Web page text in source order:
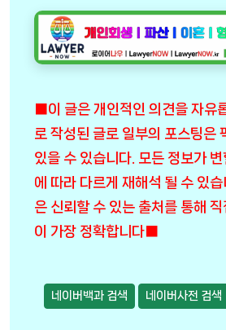
■이 글은 개인적인 의견을 자유
로 작성된 글로 일부의 포스팅은
있을 수 있습니다. 모든 정보가
에 따라 다르게 재해석 될 수 있
은 신뢰할 수 있는 출처를 통해
이 가장 정확합니다■
네이버백과 검색 네이버사전 검색